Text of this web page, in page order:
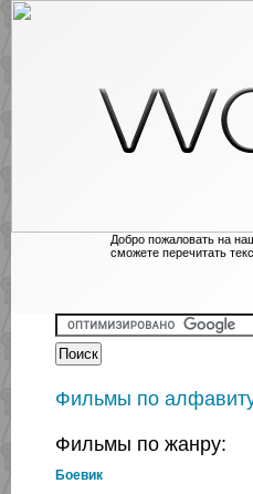
Добро пожаловать на
сможете перечитать
Фильмы по
Фильмы по жанру:
Боевик